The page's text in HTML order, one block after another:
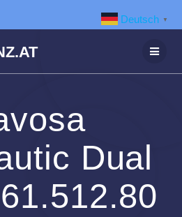
Inhalt
Dual
Deutsch ▼